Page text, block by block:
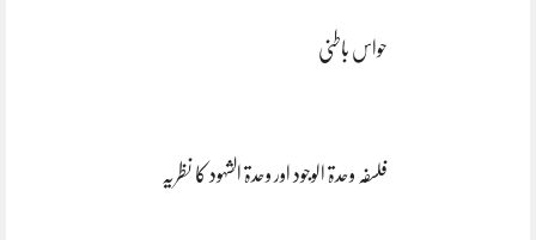
حواس باطنی
فلسفہ وحدۃ الوجود اور وحدۃ الشہود کا نظریہ